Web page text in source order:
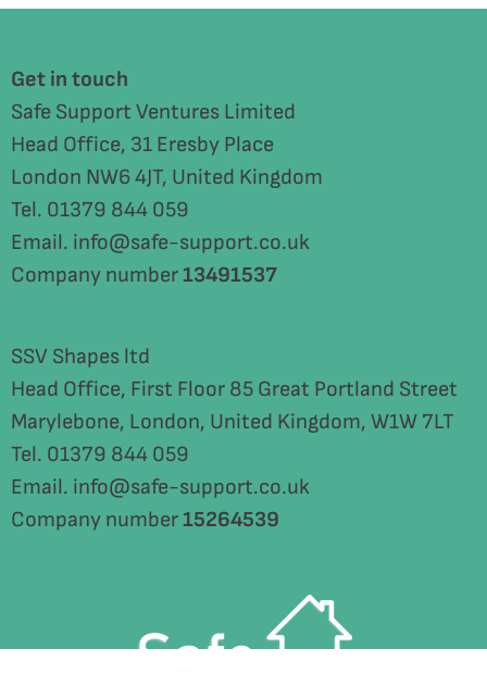
Get in touch
Safe Support Ventures Limited
Head Office, 31 Eresby Place
London NW6 4JT, United Kingdom
Tel. 01379 844 059
Email. info@safe-support.co.uk
Company number13491537
SSV Shapes ltd
Head Office, First Floor 85 Great Portland Street
Marylebone, London, United Kingdom, W1W 7LT
Tel. 01379 844 059
Email. info@safe-support.co.uk
Company number15264539